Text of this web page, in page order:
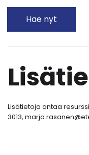
Hae nyt
Lisätietoja antaa
3013,